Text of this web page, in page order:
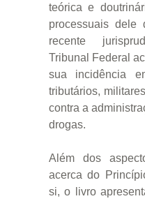
teórica e
processuais dele
recente
Tribunal Federal
sua incidência
tributários,
contra a
drogas.
Além dos
acerca do
si, o livro